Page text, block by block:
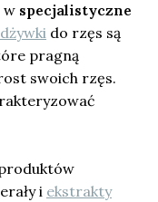
w specjalistyczne
do rzęs są
pragną
swoich rzęs.
i ekstrakty